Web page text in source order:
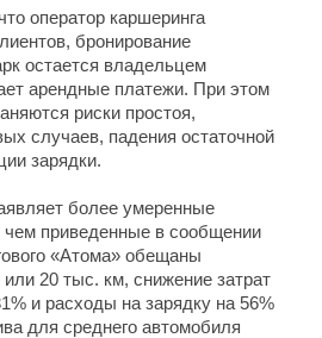
оператор каршеринга
бронирование
остается владельцем
арендные платежи. При этом
риски простоя,
случаев, падения остаточной
зарядки.
более умеренные
чем приведенные в сообщении
«Атома» обещаны
20 тыс. км, снижение затрат
и расходы на зарядку на 56%
для среднего автомобиля